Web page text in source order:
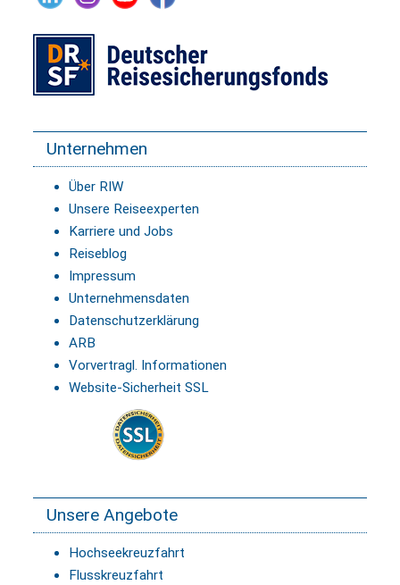
Unternehmen
Über RIW
Unsere Reiseexperten
Karriere und Jobs
Reiseblog
Impressum
Unternehmensdaten
Datenschutzerklärung
ARB
Vorvertragl. Informationen
Website-Sicherheit SSL
Unsere Angebote
Hochseekreuzfahrt
Flusskreuzfahrt